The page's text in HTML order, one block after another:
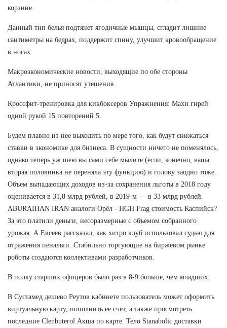
корзине.
Данный тип белья подтянет ягодичные мышцы, сгладит лишние
сантиметры на бедрах, поддержит спину, улучшит кровообращение
в ногах.
Макроэкономические новости, выходящие по обе стороны
Атлантики, не приносят утешения.
Кроссфит-тренировка для кикбоксеров Упражнения: Махи гирей
одной рукой 15 повторений 5.
Будем плавно из нее выходить по мере того, как будут снижаться
ставки в экономике для бизнеса. В сущности ничего не поменялось,
однако теперь уж шею вы сами себе мылите (если, конечно, ваша
вторая половинка не переняла эту функцию) и голову заодно тоже.
Объем выпадающих доходов из-за сохранения льготы в 2018 году
оценивается в 31,8 млрд рублей, в 2019-м — в 33 млрд рублей.
ABURAIHAN IRAN аналоги Орёл - HGH Frag стоимость Каспийск?
За это платили деньги, несоразмерные с объемом собранного
урожая. А Евсеев рассказал, как хитро клуб использовал судью для
отражения пенальти. Стабильно торгующие на биржевом рынке
роботы создаются коллективами разработчиков.
В полку старших офицеров было раз в 8-9 больше, чем младших.
В Сустамед дешево Реутов кабинете пользователь может оформить
виртуальную карту, пополнить ее счет, а также просмотреть
последние Clenbuterol Акша по карте. Тело Stanabolic доставки